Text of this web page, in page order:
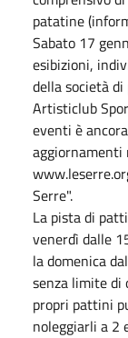
patatine
Sabato 17
esibizioni,
della società
Artisticlub
eventi è
aggiornamenti
Serre".
La pista di
venerdì dalle
la domenica
senza limite di
propri pattini
noleggiarli a 2